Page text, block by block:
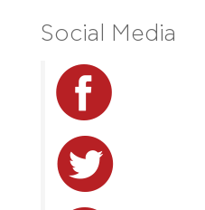
Social Media